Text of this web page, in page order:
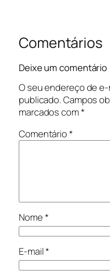
Comentários
Deixe um comentário
O seu endereço de
publicado.Campos
marcados com*
Comentário*
Nome*
E-mail*